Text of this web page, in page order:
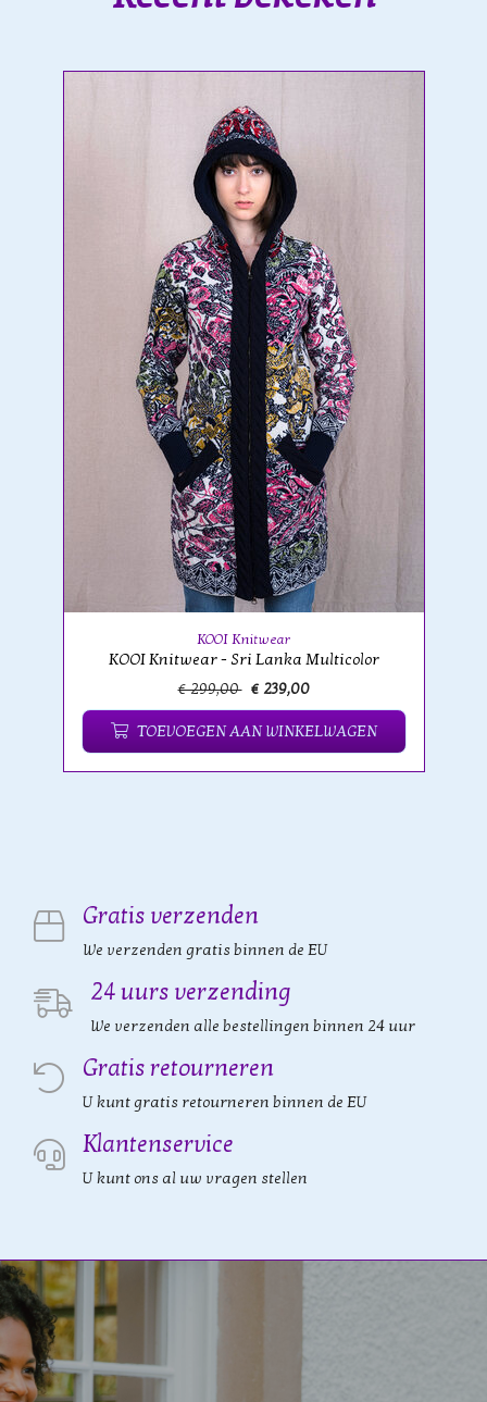
KOOI Knitwear
KOOI Knitwear - Sri Lanka Multicolor
€ 299,00 € 239,00
TOEVOEGEN AAN WINKELWAGEN
Gratis verzenden
We verzenden gratis binnen de EU
24 uurs verzending
We verzenden alle bestellingen binnen 24 uur
Gratis retourneren
U kunt gratis retourneren binnen de EU
Klantenservice
U kunt ons al uw vragen stellen